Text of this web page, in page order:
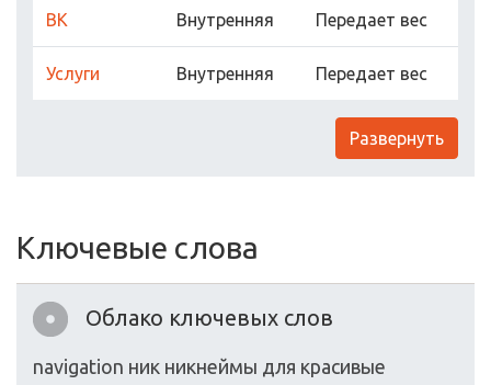
ВК Внутренняя Передает вес
Услуги Внутренняя Передает вес
Развернуть
Ключевые слова
Облако ключевых слов
navigation ник никнеймы для красивые